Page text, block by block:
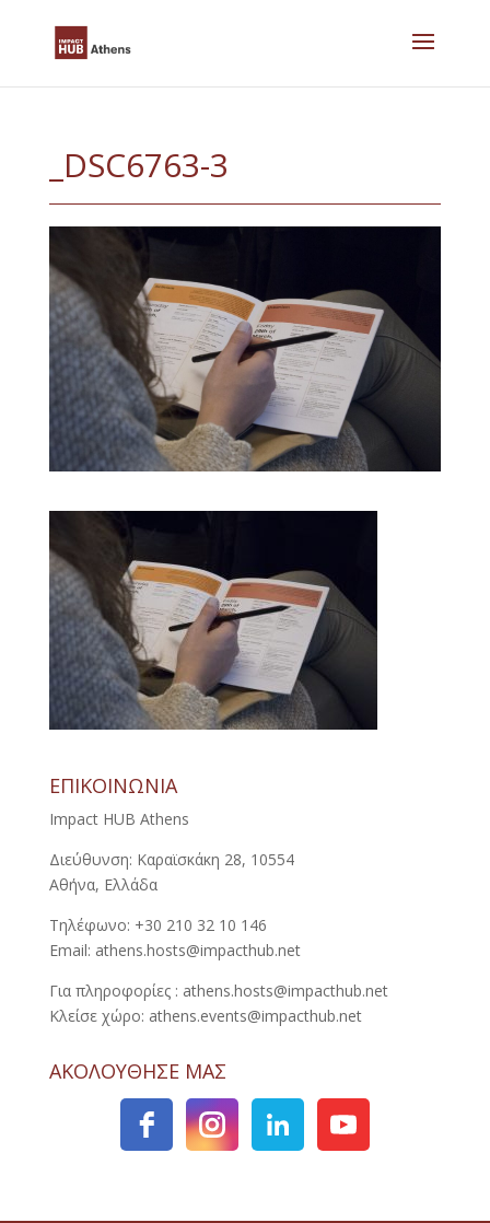
_DSC6763-3
ΕΠΙΚΟΙΝΩΝΙΑ
Impact HUB Athens
Διεύθυνση: Καραϊσκάκη 28, 10554
Αθήνα, Ελλάδα
Τηλέφωνο: +30 210 32 10 146
Email: athens.hosts@impacthub.net
Για πληροφορίες : athens.hosts@impacthub.net
Κλείσε χώρο: athens.events@impacthub.net
ΑΚΟΛΟΥΘΗΣΕ ΜΑΣ